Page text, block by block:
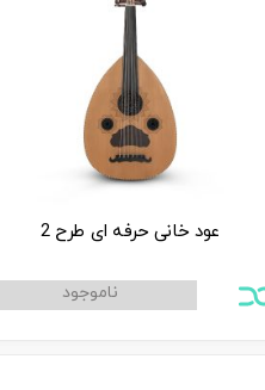
عود خانی حرفه ای طرح 2